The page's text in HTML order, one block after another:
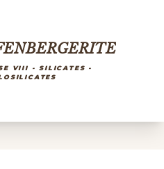
VIII - SILICATES -